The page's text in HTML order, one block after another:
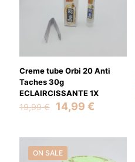
Creme tube Orbi 20 Anti
Taches 30g
ECLAIRCISSANTE 1X
19,99€
Original
19,99 €.
14,99 €
14,99 €.
ON SALE